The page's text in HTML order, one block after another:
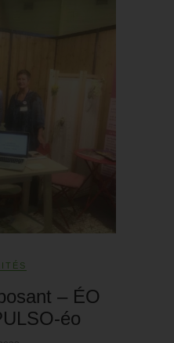
– ÉO
éo